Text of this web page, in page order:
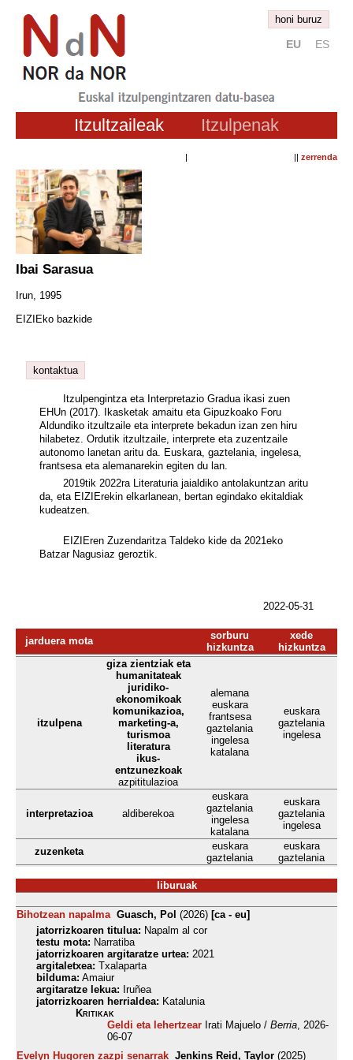
honi buruz
EU ES
Itzultzaileak Itzulpenak
| || zerrenda
Ibai Sarasua
Irun, 1995
EIZIEko bazkide
kontaktua
Itzulpengintza eta Interpretazio Gradua ikasi zuen
EHUn (2017). Ikasketak amaitu eta Gipuzkoako Foru
Aldundiko itzultzaile eta interprete bekadun izan zen hiru
hilabetez. Ordutik itzultzaile, interprete eta zuzentzaile
autonomo lanetan aritu da. Euskara, gaztelania, ingelesa,
frantsesa eta alemanarekin egiten du lan.
2019tik 2022ra Literaturia jaialdiko antolakuntzan aritu
da, eta EIZIErekin elkarlanean, bertan egindako ekitaldiak
kudeatzen.
EIZIEren Zuzendaritza Taldeko kide da 2021eko
Batzar Nagusiaz geroztik.
2022-05-31
jarduera mota
sorburu
hizkuntza
xede
hizkuntza
itzulpena
giza zientziak eta
humanitateak
juridiko-
ekonomikoak
komunikazioa,
marketing-a,
turismoa
literatura
ikus-
entzunezkoak
azpititulazioa
alemana
euskara
frantsesa
gaztelania
ingelesa
katalana
euskara
gaztelania
ingelesa
interpretazioa aldiberekoa
euskara
gaztelania
ingelesa
katalana
euskara
gaztelania
ingelesa
zuzenketa
euskara
gaztelania
euskara
gaztelania
liburuak
Bihotzean napalma Guasch, Pol (2026) [ca - eu]
jatorrizkoaren titulua: Napalm al cor
testu mota: Narratiba
jatorrizkoaren argitaratze urtea: 2021
argitaletxea: Txalaparta
bilduma: Amaiur
argitaratze lekua: Iruñea
jatorrizkoaren herrialdea: Katalunia
Kritikak
Geldi eta lehertzear Irati Majuelo / Berria , 2026-
06-07
Evelyn Hugoren zazpi senarrak Jenkins Reid, Taylor (2025)